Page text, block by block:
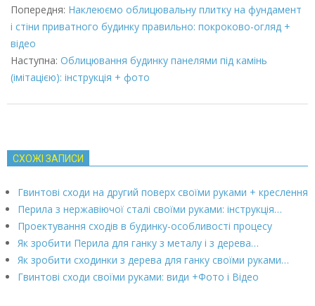
03-
07
Попередня: Наклеюємо облицювальну плитку на фундамент
і стіни приватного будинку правильно: покроково-огляд +
відео
Наступна: Облицювання будинку панелями під камінь
(імітацією): інструкція + фото
СХОЖІ ЗАПИСИ
Гвинтові сходи на другий поверх своїми руками + креслення
Перила з нержавіючої сталі своїми руками: інструкція…
Проектування сходів в будинку-особливості процесу
Як зробити Перила для ганку з металу і з дерева…
Як зробити сходинки з дерева для ганку своїми руками…
Гвинтові сходи своїми руками: види +Фото і Відео